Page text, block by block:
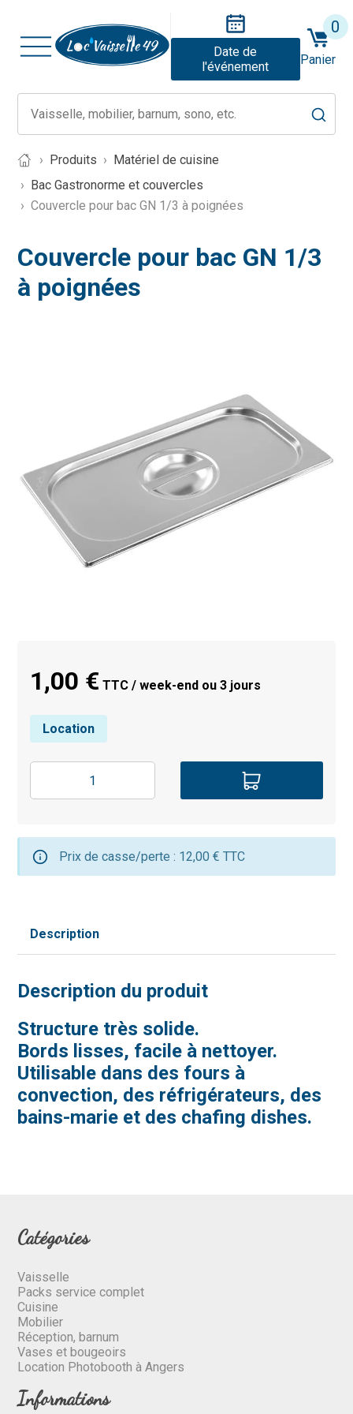
Date de
l'événement
0
Panier
Produits
Matériel de cuisine
Bac Gastronorme et couvercles
Couvercle pour bac GN 1/3 à poignées
Couvercle pour bac GN 1/3
à poignées
1,00 € TTC / week-end ou 3 jours
Location
Prix de casse/perte : 12,00 € TTC
Description
Description du produit
Structure très solide.
Bords lisses, facile à nettoyer.
Utilisable dans des fours à
convection, des réfrigérateurs, des
bains-marie et des chafing dishes.
Catégories
Vaisselle
Packs service complet
Cuisine
Mobilier
Réception, barnum
Vases et bougeoirs
Location Photobooth à Angers
Informations